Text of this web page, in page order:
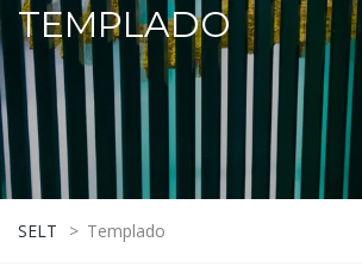
TEMPLADO
SELT > Templado